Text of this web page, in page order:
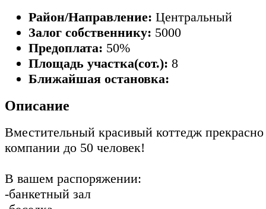
Район/Направление: Центральный
Залог собственнику: 5000
Предоплата: 50%
Площадь участка(сот.): 8
Ближайшая остановка:
Описание
Вместительный красивый коттедж прекрасно
компании до 50 человек!
В вашем распоряжении:
-банкетный зал